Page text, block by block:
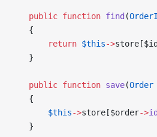
    public
function find (
    {
        return
$this->store[$id
    }
    public
function save(Order
    {
        $this
->store[$order->id
    }